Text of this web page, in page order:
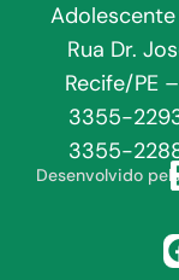
Rua Dr.
Recife/PE
3355-
3355-
Desenvolvido